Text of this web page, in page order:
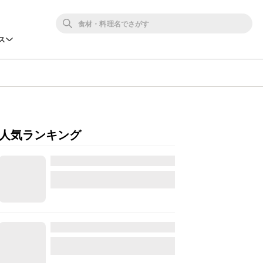
人気ランキング